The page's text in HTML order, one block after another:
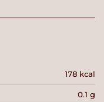
178 kcal
0.1 g